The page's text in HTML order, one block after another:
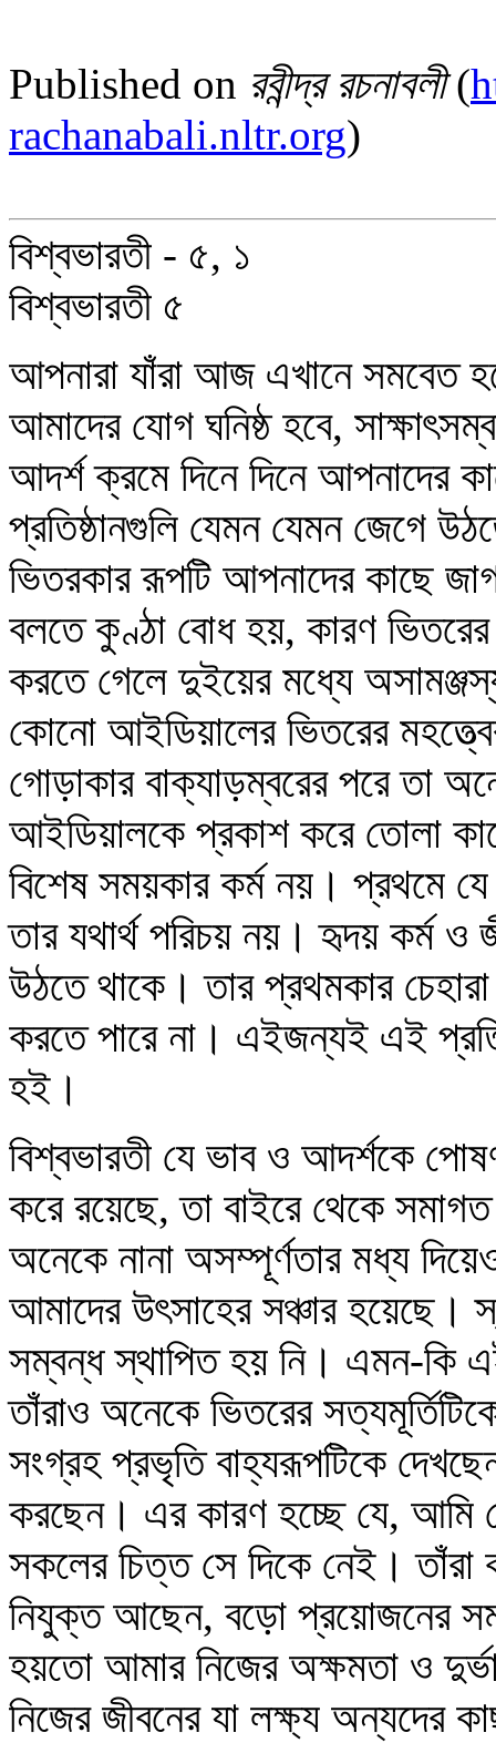
Published on রবীন্দ্র রচনাবলী(
rachanabali.nltr.org)
বিশ্বভারতী - ৫, ১
বিশ্বভারতী ৫
আপনারা যাঁরা আজ এখানে সমবেত
আমাদের যোগ ঘনিষ্ঠ হবে,
আদর্শ ক্রমে দিনে দিনে আপনাদের
প্রতিষ্ঠানগুলি যেমন যেমন জেগে
ভিতরকার রূপটি আপনাদের কাছে
বলতে কুণ্ঠা বোধ হয়, কারণ
করতে গেলে দুইয়ের মধ্যে
কোনো আইডিয়ালের ভিতরের
গোড়াকার বাক্যাড়ম্বরের পরে তা
আইডিয়ালকে প্রকাশ করে তোলা
বিশেষ সময়কার কর্ম নয়। প্রথমে
তার যথার্থ পরিচয় নয়। হৃদয় কর্ম ও
উঠতে থাকে। তার প্রথমকার
করতে পারে না। এইজন্যই এই
হই।
বিশ্বভারতী যে ভাব ও আদর্শকে
করে রয়েছে, তা বাইরে থেকে
অনেকে নানা অসম্পূর্ণতার মধ্য
আমাদের উৎসাহের সঞ্চার হয়েছে।
সম্বন্ধ স্থাপিত হয় নি। এমন-কি এই
তাঁরাও অনেকে ভিতরের
সংগ্রহ প্রভৃতি বাহ্যরূপটিকে
করছেন। এর কারণ হচ্ছে যে, আমি
সকলের চিত্ত সে দিকে নেই।
নিযুক্ত আছেন, বড়ো প্রয়োজনের
হয়তো আমার নিজের অক্ষমতা ও
নিজের জীবনের যা লক্ষ্য অন্যদের